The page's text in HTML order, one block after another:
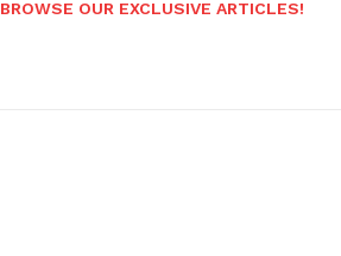
BROWSE OUR EXCLUSIVE ARTICLES!